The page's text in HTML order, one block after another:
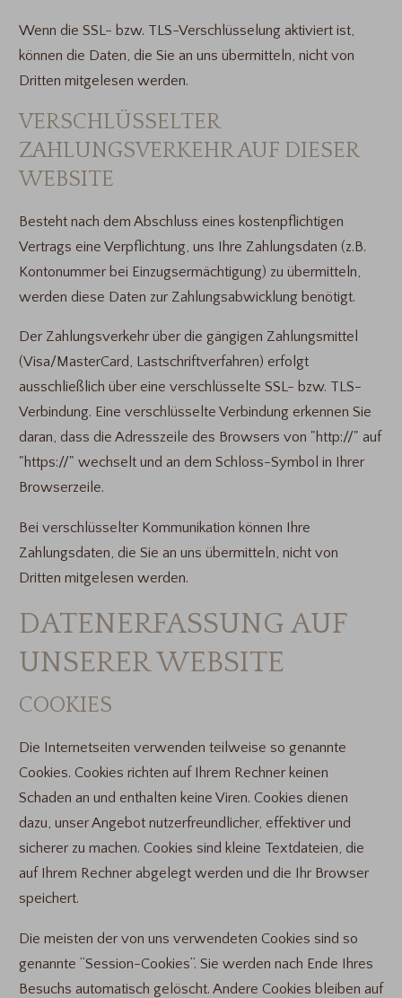
Wenn die SSL- bzw. TLS-Verschlüsselung aktiviert ist,
können die Daten, die Sie an uns übermitteln, nicht von
Dritten mitgelesen werden.
VERSCHLÜSSELTER
ZAHLUNGSVERKEHR AUF DIESER
WEBSITE
Besteht nach dem Abschluss eines kostenpflichtigen
Vertrags eine Verpflichtung, uns Ihre Zahlungsdaten (z.B.
Kontonummer bei Einzugsermächtigung) zu übermitteln,
werden diese Daten zur Zahlungsabwicklung benötigt.
Der Zahlungsverkehr über die gängigen Zahlungsmittel
(Visa/MasterCard, Lastschriftverfahren) erfolgt
ausschließlich über eine verschlüsselte SSL- bzw. TLS-
Verbindung. Eine verschlüsselte Verbindung erkennen Sie
daran, dass die Adresszeile des Browsers von "http://" auf
"https://" wechselt und an dem Schloss-Symbol in Ihrer
Browserzeile.
Bei verschlüsselter Kommunikation können Ihre
Zahlungsdaten, die Sie an uns übermitteln, nicht von
Dritten mitgelesen werden.
DATENERFASSUNG AUF
UNSERER WEBSITE
COOKIES
Die Internetseiten verwenden teilweise so genannte
Cookies. Cookies richten auf Ihrem Rechner keinen
Schaden an und enthalten keine Viren. Cookies dienen
dazu, unser Angebot nutzerfreundlicher, effektiver und
sicherer zu machen. Cookies sind kleine Textdateien, die
auf Ihrem Rechner abgelegt werden und die Ihr Browser
speichert.
Die meisten der von uns verwendeten Cookies sind so
genannte “Session-Cookies”. Sie werden nach Ende Ihres
Besuchs automatisch gelöscht. Andere Cookies bleiben auf